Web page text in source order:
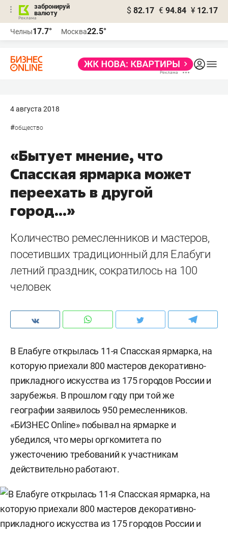
забронируй
валюту
$ 82.17 € 94.84 ¥ 12.17
Челны17.7° Москва22.5°
4 августа 2018
#общество
«Бытует мнение, что
Спасская ярмарка может
переехать в другой
город...»
Количество ремесленников и мастеров,
посетивших традиционный для Елабуги
летний праздник, сократилось на 100
человек
В Елабуге открылась 11-я Спасская ярмарка, на
которую приехали 800 мастеров декоративно-
прикладного искусства из 175 городов России и
зарубежья. В прошлом году при той же
географии заявилось 950 ремесленников.
«БИЗНЕС Online» побывал на ярмарке и
убедился, что меры оргкомитета по
ужесточению требований к участникам
действительно работают.